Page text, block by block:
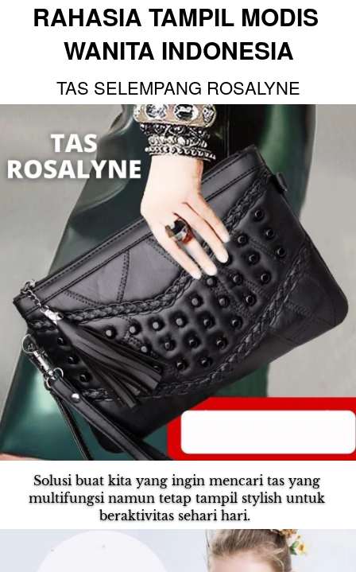
RAHASIA TAMPIL MODIS
WANITA INDONESIA
TAS SELEMPANG ROSALYNE
Solusi buat kita yang ingin mencari tas yang
multifungsi namun tetap tampil stylish untuk
beraktivitas sehari hari.